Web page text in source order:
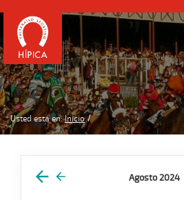
Usted está en: Inicio
Agosto 2024